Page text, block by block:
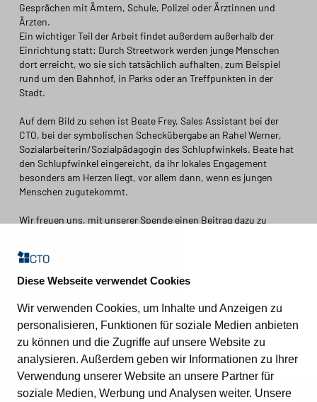
Diese Webseite verwendet Cookies
Wir verwenden Cookies, um Inhalte und Anzeigen zu
personalisieren, Funktionen für soziale Medien anbieten
zu können und die Zugriffe auf unsere Website zu
analysieren. Außerdem geben wir Informationen zu Ihrer
Verwendung unserer Website an unsere Partner für
soziale Medien, Werbung und Analysen weiter. Unsere
Gesprächen mit Ämtern, Schule, Polizei oder Ärztinnen und
Ärzten.
Ein wichtiger Teil der Arbeit findet außerdem außerhalb der
Einrichtung statt: Durch Streetwork werden junge Menschen
dort erreicht, wo sie sich tatsächlich aufhalten, zum Beispiel
rund um den Bahnhof, in Parks oder an Treffpunkten in der
Stadt.
Auf dem Bild zu sehen ist Beate Frey, Sales Assistant bei der
CTO, bei der symbolischen Scheckübergabe an Rahel Werner,
Sozialarbeiterin/Sozialpädagogin des Schlupfwinkels. Beate hat
den Schlupfwinkel eingereicht, da ihr lokales Engagement
besonders am Herzen liegt, vor allem dann, wenn es jungen
Menschen zugutekommt.
Wir freuen uns, mit unserer Spende einen Beitrag dazu zu
bleiben und eine Anlaufstelle haben, die zuhört, unterstützt und
Perspektiven eröffnet.
Schlupfwinkel